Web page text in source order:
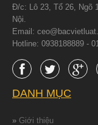
Đ/c: Lô 23, Tổ 26, Ngõ
Nội.
Email:
Hotline: 0938188889 -
DANH MỤC
» Giới thiệu